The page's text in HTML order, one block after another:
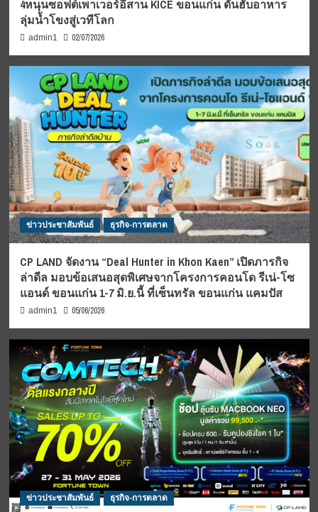
4หนุนซอฟต์เพาเวอร์อีสาน KICE ขอนแก่น ดันฮับอาหาร
ลุ่มน้ำโขงสู่เวทีโลก
admin1 02/07/2026
ข่าวประชาสัมพันธ์ ธุรกิจ-การตลาด
CP LAND จัดงาน “Deal Hunter in Khon Kaen” เปิดภารกิจ
ล่าดีล มอบข้อเสนอสุดพิเศษจากโครงการคอนโด รีเน่-โซ
แอนด์ ขอนแก่น 1-7 มิ.ย.นี้ ที่เซ็นทรัล ขอนแก่น แคมปัส
admin1 05/06/2026
ข่าวประชาสัมพันธ์ ธุรกิจ-การตลาด